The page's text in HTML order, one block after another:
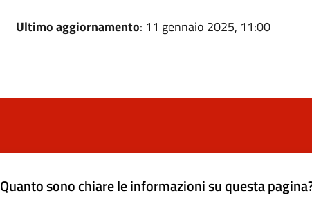
Ultimo aggiornamento: 11 gennaio 2025, 11:00
Quanto sono chiare le informazioni su questa